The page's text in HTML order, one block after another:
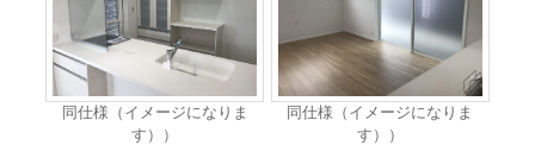
同仕様（イメージになりま
す））
同仕様（イメージになりま
す））